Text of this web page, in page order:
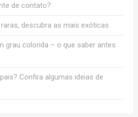
de contato?
descubra as mais exóticas
grau colorida – o que saber antes
Confira algumas ideias de